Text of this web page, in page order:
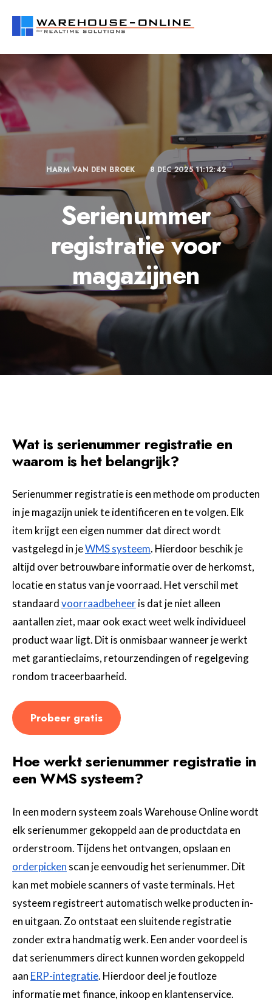
HARM VAN DEN BROEK 8 DEC 2025 11:12:42
Serienummer
registratie voor
magazijnen
Wat is serienummer registratie en
waarom is het belangrijk?
Serienummer registratie is een methode om producten
in je magazijn uniek te identificeren en te volgen. Elk
item krijgt een eigen nummer dat direct wordt
vastgelegd in jeWMS systeem. Hierdoor beschik je
altijd over betrouwbare informatie over de herkomst,
locatie en status van je voorraad. Het verschil met
standaardvoorraadbeheeris dat je niet alleen
aantallen ziet, maar ook exact weet welk individueel
product waar ligt. Dit is onmisbaar wanneer je werkt
met garantieclaims, retourzendingen of regelgeving
rondom traceerbaarheid.
Probeer gratis
Hoe werkt serienummer registratie in
een WMS systeem?
In een modern systeem zoals Warehouse Online wordt
elk serienummer gekoppeld aan de productdata en
orderstroom. Tijdens het ontvangen, opslaan en
orderpicken scan je eenvoudig het serienummer. Dit
kan met mobiele scanners of vaste terminals. Het
systeem registreert automatisch welke producten in-
en uitgaan. Zo ontstaat een sluitende registratie
zonder extra handmatig werk. Een ander voordeel is
dat serienummers direct kunnen worden gekoppeld
aan ERP-integratie. Hierdoor deel je foutloze
informatie met finance, inkoop en klantenservice.